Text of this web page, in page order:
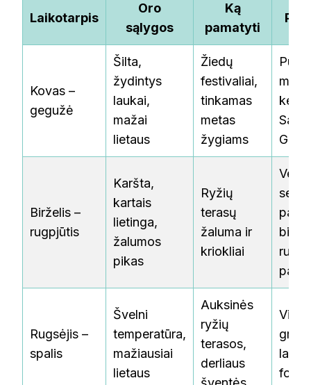
Laikotarpis
Oro
sąlygos
Ką
pamatyti
Kovas –
gegužė
Šilta,
žydintys
laukai,
mažai
lietaus
Žiedų
festivaliai,
tinkamas
metas
žygiams
Birželis –
rugpjūtis
Karšta,
kartais
lietinga,
žalumos
pikas
Ryžių
terasų
žaluma ir
kriokliai
Rugsėjis –
spalis
Švelni
temperatūra,
mažiausiai
lietaus
Auksinės
ryžių
terasos,
derliaus